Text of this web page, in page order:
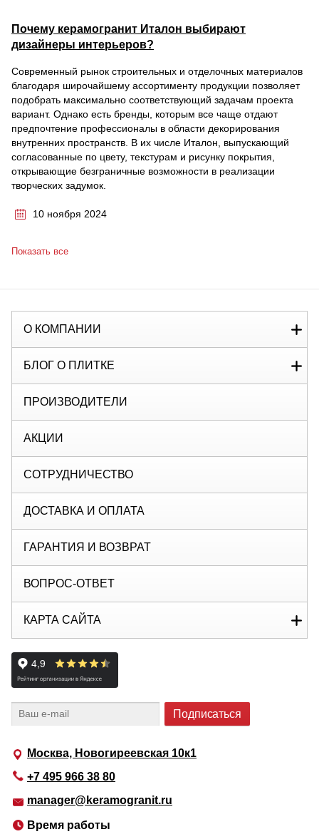
Почему керамогранит Италон выбирают
дизайнеры интерьеров?
Современный рынок строительных и отделочных материалов
благодаря широчайшему ассортименту продукции позволяет
подобрать максимально соответствующий задачам проекта
вариант. Однако есть бренды, которым все чаще отдают
предпочтение профессионалы в области декорирования
внутренних пространств. В их числе Италон, выпускающий
согласованные по цвету, текстурам и рисунку покрытия,
открывающие безграничные возможности в реализации
творческих задумок.
10 ноября 2024
Показать все
Москва, Новогиреевская 10к1
+7 495 966 38 80
manager@keramogranit.ru
Время работы
О КОМПАНИИ
БЛОГ О ПЛИТКЕ
ПРОИЗВОДИТЕЛИ
АКЦИИ
СОТРУДНИЧЕСТВО
ДОСТАВКА И ОПЛАТА
ГАРАНТИЯ И ВОЗВРАТ
ВОПРОС-ОТВЕТ
КАРТА САЙТА